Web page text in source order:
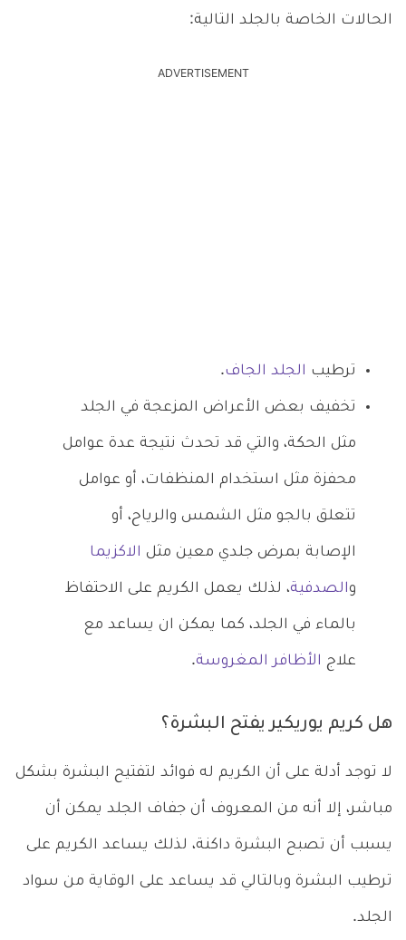
الحالات الخاصة بالجلد التالية:
ADVERTISEMENT
ترطيب الجلد الجاف.
تخفيف بعض الأعراض المزعجة في الجلد
مثل الحكة، والتي قد تحدث نتيجة عدة عوامل
محفزة مثل استخدام المنظفات، أو عوامل
تتعلق بالجو مثل الشمس والرياح، أو
الإصابة بمرض جلدي معين مثل الاكزيما
والصدفية، لذلك يعمل الكريم على الاحتفاظ
بالماء في الجلد، كما يمكن ان يساعد مع
علاج الأظافر المغروسة.
هل كريم يوريكير يفتح البشرة؟
لا توجد أدلة على أن الكريم له فوائد لتفتيح البشرة بشكل
مباشر، إلا أنه من المعروف أن جفاف الجلد يمكن أن
يسبب أن تصبح البشرة داكنة، لذلك يساعد الكريم على
ترطيب البشرة وبالتالي قد يساعد على الوقاية من سواد
الجلد.